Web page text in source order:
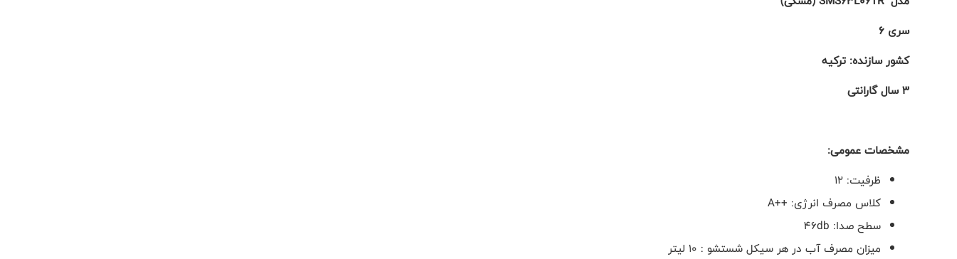
سری6
کشور سازنده: ترکیه
3سال گارانتی
مشخصات عمومی:
ظرفیت: 12
کلاس مصرف انرژی: A++
سطح صدا: 46db
میزان مصرف آب در هر سیکل شستشو : 10 لیتر